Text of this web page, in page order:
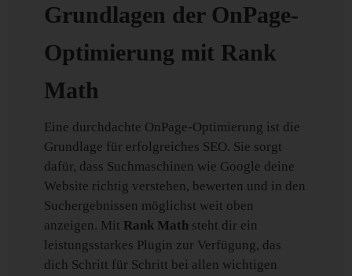
Grundlagen der OnPage-
Optimierung mit Rank
Math
Eine durchdachte OnPage-Optimierung ist die
Grundlage für erfolgreiches SEO. Sie sorgt
dafür, dass Suchmaschinen wie Google deine
Website richtig verstehen, bewerten und in den
Suchergebnissen möglichst weit oben
anzeigen. Mit Rank Math steht dir ein
leistungsstarkes Plugin zur Verfügung, das
dich Schritt für Schritt bei allen wichtigen